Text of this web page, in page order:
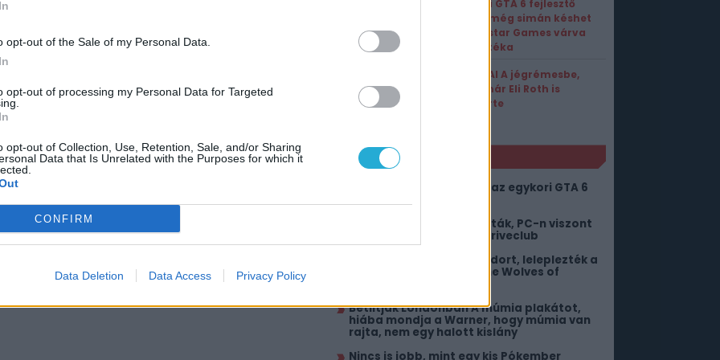
opt-out of the Sale of my Personal Data.
opt-out of processing my Personal Data for Targeted
opt-out of Collection, Use, Retention, Sale, and/or Sharing
Data that Is Unrelated with the Purposes for which it
CONFIRM
Data Deletion Data Access Privacy Policy
hogy a PC Guru tartalmairól véletlenül
Egykori GTA 6 fejlesztő
állítja, még simán késhet
a Rockstar Games várva
várt játéka
Került AI A jégrémesbe,
most már Eli Roth is
elismerte
AJÁNLÓ
Semmi sincs kőbe vésve az egykori GTA 6
PlayStationön rég kinyírták, PC-n viszont
már 8K-ban száguld a Driveclub
Vérfarkasok lepik el Mordort, leleplezték a
The Lord of the Rings: The Wolves of
Betiltják Londonban A múmia plakátot,
hiába mondja a Warner, hogy múmia van
rajta, nem egy halott kislány
Nincs is jobb, mint egy kis Pókember